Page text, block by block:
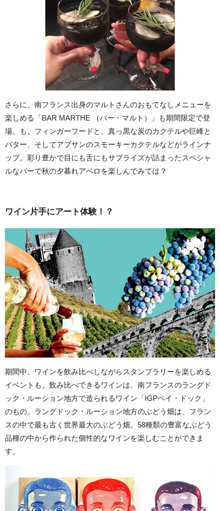
さらに、南フランス出身のマルトさんのおもてなしメニューを
楽しめる「BAR MARTHE （バー・マルト）」も期間限定で登
場。も。フィンガーフードと、真っ黒な炭のカクテルや巨峰と
バター、そしてアブサンのスモーキーカクテルなどがラインナ
ップ。彩り豊かで目にも舌にもサプライズが詰まったスペシャ
ルなバーで秋の夕暮れアペロを楽しんでみては？
ワイン片手にアート体験！？
期間中、ワインを飲み比べしながらスタンプラリーを楽しめる
イベントも。飲み比べできるワインは、南フランスのラングド
ック・ルーション地方で造られるワイン「IGPペイ・ドック」
のもの。ラングドック・ルーション地方のぶどう畑は、フラン
スの中で最も古く世界最大のぶどう畑。58種類の豊富なぶどう
品種の中から作られた個性的なワインを楽しむことができま
す。